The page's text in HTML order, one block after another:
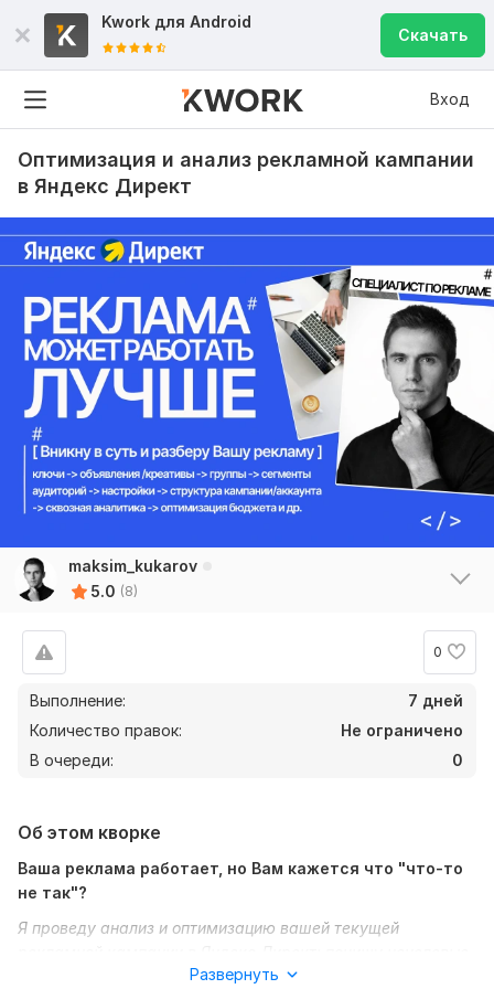
Kwork для Android
Скачать
Вход
Оптимизация и анализ рекламной кампании
в Яндекс Директ
maksim_kukarov
5.0 (8)
0
Выполнение:
7 дней
Количество правок:
Не ограничено
В очереди:
0
Об этом кворке
Ваша реклама работает, но Вам кажется что "что-то
не так"?
Я проведу анализ и оптимизацию вашей текущей
запросы, перенастрою стратегии, скорректирую
Развернуть